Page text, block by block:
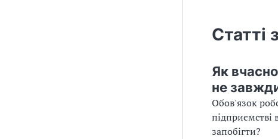
Статті
Як
не
Обов'язок
запобігти?